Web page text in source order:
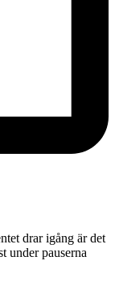
drar igång är det
under pauserna